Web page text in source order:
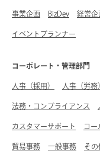
事業企画 BizDev 経営企
イベントプランナー
コーポレート・管理部門
人事（採用） 人事（労務
法務・コンプライアンス
カスタマーサポート コー
貿易事務 一般事務 その